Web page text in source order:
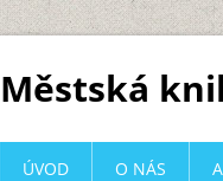
Městská
ÚVOD O NÁS